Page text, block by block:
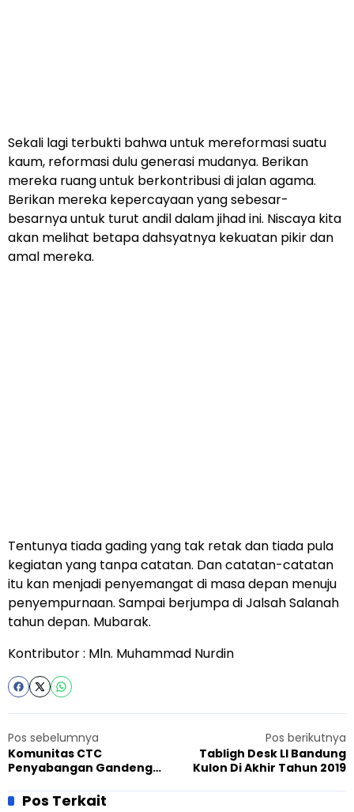
Sekali lagi terbukti bahwa untuk mereformasi suatu
kaum, reformasi dulu generasi mudanya. Berikan
mereka ruang untuk berkontribusi di jalan agama.
Berikan mereka kepercayaan yang sebesar-
besarnya untuk turut andil dalam jihad ini. Niscaya kita
akan melihat betapa dahsyatnya kekuatan pikir dan
amal mereka.
Tentunya tiada gading yang tak retak dan tiada pula
kegiatan yang tanpa catatan. Dan catatan-catatan
itu kan menjadi penyemangat di masa depan menuju
penyempurnaan. Sampai berjumpa di Jalsah Salanah
tahun depan. Mubarak.
Kontributor : Mln. Muhammad Nurdin
Pos sebelumnya
Komunitas CTC
Penyabangan Gandeng
Aksi Bersih-bersih Pantai
Pos berikutnya
Tabligh Desk LI Bandung
Kulon Di Akhir Tahun 2019
Pos Terkait